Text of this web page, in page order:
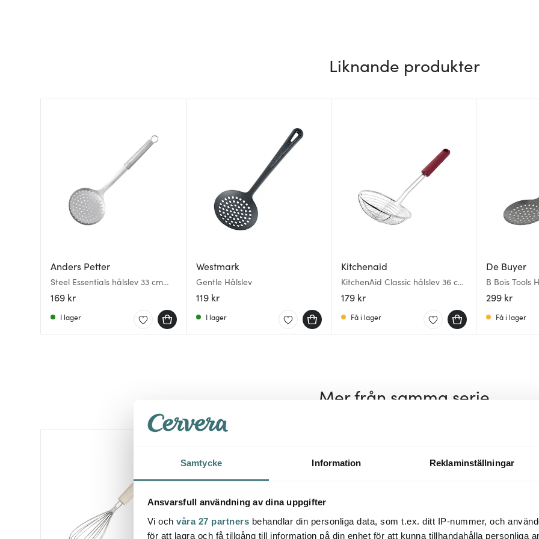
Samtycke Information Reklaminställningar
Ansvarsfull användning av dina uppgifter
Vi och våra 27 partners behandlar din personliga data, som t.ex. ditt IP-nummer, och
för att lagra och få tillgång till information på din enhet för att kunna tillhandahålla personliga
Liknande produkter
Anders Petter
Steel Essentials hålslev 33 cm
stål
169 kr
I lager
Westmark
Gentle Hålslev
119 kr
I lager
Kitchenaid
KitchenAid Classic hålslev 36 cm
empire red
179 kr
Få i lager
De Buyer
B Bois Tools
299 kr
Få i lager
Mer från samma serie